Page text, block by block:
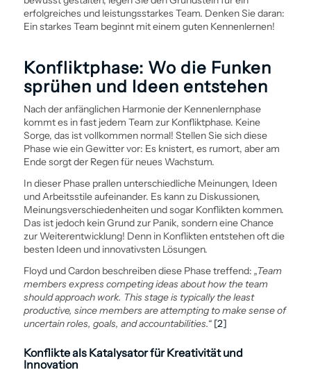
erfolgreiches und leistungsstarkes Team. Denken Sie daran:
Ein starkes Team beginnt mit einem guten Kennenlernen!
Konfliktphase: Wo die Funken
sprühen und Ideen entstehen
Nach der anfänglichen Harmonie der Kennenlernphase
kommt es in fast jedem Team zur Konfliktphase. Keine
Sorge, das ist vollkommen normal! Stellen Sie sich diese
Phase wie ein Gewitter vor: Es knistert, es rumort, aber am
Ende sorgt der Regen für neues Wachstum.
In dieser Phase prallen unterschiedliche Meinungen, Ideen
und Arbeitsstile aufeinander. Es kann zu Diskussionen,
Meinungsverschiedenheiten und sogar Konflikten kommen.
Das ist jedoch kein Grund zur Panik, sondern eine Chance
zur Weiter­entwicklung! Denn in Konflikten entstehen oft die
besten Ideen und innovativsten Lösungen.
Floyd und Cardon beschreiben diese Phase treffend: „Team
members express competing ideas about how the team
should approach work. This stage is typically the least
productive, since members are attempting to make sense of
uncertain roles, goals, and accountabilities.“ [2]
Konflikte als Katalysator für Kreativität und
Innovation